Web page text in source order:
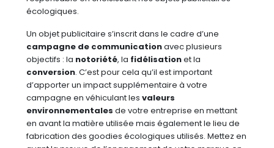
écologiques.
Un objet publicitaire s’inscrit dans le cadre d’une
campagne de communicationavec plusieurs
objectifs : la notoriété, la fidélisationet la
conversion. C’est pour cela qu’il est important
d’apporter un impact supplémentaire à votre
campagne en véhiculant lesvaleurs
environnementales de votre entreprise en mettant
en avant la matière utilisée mais également le lieu de
fabrication des goodies écologiques utilisés. Mettez en